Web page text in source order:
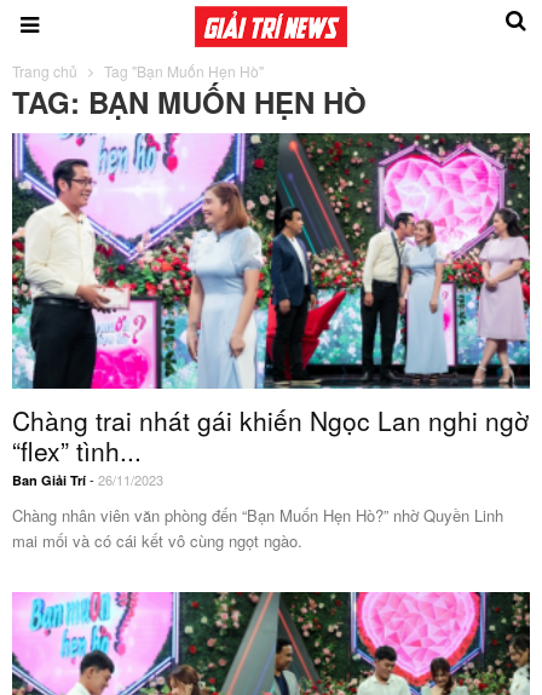
Trang chủ Tag "Bạn Muốn Hẹn Hò"
TAG: BẠN MUỐN HẸN HÒ
Chàng trai nhát gái khiến Ngọc Lan nghi ngờ
“flex” tình...
Ban Giải Trí - 26/11/2023
Chàng nhân viên văn phòng đến “Bạn Muốn Hẹn Hò?” nhờ Quyền Linh
mai mối và có cái kết vô cùng ngọt ngào.